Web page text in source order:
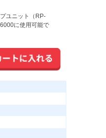
ユニット（RP-
に使用可能で